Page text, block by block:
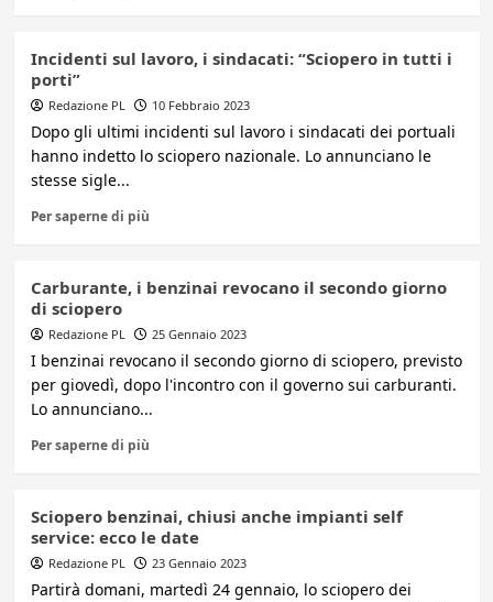
Incidenti sul lavoro, i sindacati: “Sciopero in tutti i
porti”
Redazione PL 10 Febbraio 2023
Dopo gli ultimi incidenti sul lavoro i sindacati dei portuali
hanno indetto lo sciopero nazionale. Lo annunciano le
stesse sigle...
Per saperne di più
Carburante, i benzinai revocano il secondo giorno
di sciopero
Redazione PL 25 Gennaio 2023
I benzinai revocano il secondo giorno di sciopero, previsto
per giovedì, dopo l'incontro con il governo sui carburanti.
Lo annunciano...
Per saperne di più
Sciopero benzinai, chiusi anche impianti self
service: ecco le date
Redazione PL 23 Gennaio 2023
Partirà domani, martedì 24 gennaio, lo sciopero dei